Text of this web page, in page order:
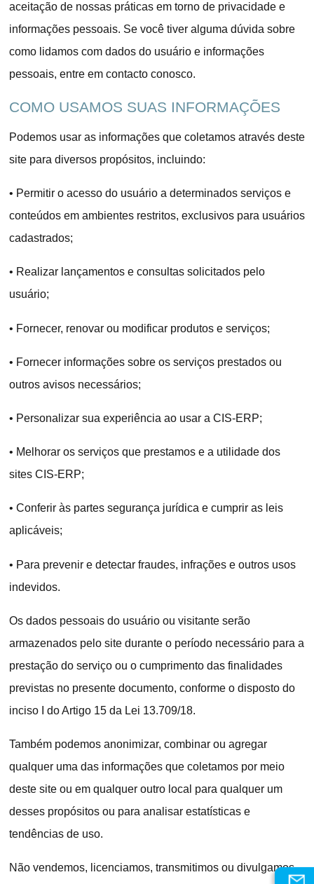
aceitação de nossas práticas em torno de privacidade e
informações pessoais. Se você tiver alguma dúvida sobre
como lidamos com dados do usuário e informações
pessoais, entre em contacto conosco.
COMO USAMOS SUAS INFORMAÇÕES
Podemos usar as informações que coletamos através deste
site para diversos propósitos, incluindo:
• Permitir o acesso do usuário a determinados serviços e
conteúdos em ambientes restritos, exclusivos para usuários
cadastrados;
• Realizar lançamentos e consultas solicitados pelo
usuário;
• Fornecer, renovar ou modificar produtos e serviços;
• Fornecer informações sobre os serviços prestados ou
outros avisos necessários;
• Personalizar sua experiência ao usar a CIS-ERP;
• Melhorar os serviços que prestamos e a utilidade dos
sites CIS-ERP;
• Conferir às partes segurança jurídica e cumprir as leis
aplicáveis;
• Para prevenir e detectar fraudes, infrações e outros usos
indevidos.
Os dados pessoais do usuário ou visitante serão
armazenados pelo site durante o período necessário para a
prestação do serviço ou o cumprimento das finalidades
previstas no presente documento, conforme o disposto do
inciso I do Artigo 15 da Lei 13.709/18.
Também podemos anonimizar, combinar ou agregar
qualquer uma das informações que coletamos por meio
deste site ou em qualquer outro local para qualquer um
desses propósitos ou para analisar estatísticas e
tendências de uso.
Não vendemos, licenciamos, transmitimos ou divulgamos